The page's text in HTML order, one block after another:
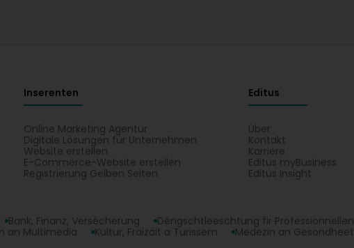
Inserenten
Online Marketing Agentur
Digitale Lösungen für Unternehmen
Website erstellen
E-Commerce-Website erstellen
Registrierung Gelben Seiten
Editus
Über
Kontakt
Karriere
Editus myBusiness
Editus Insight
Bank, Finanz, Versécherung Déngschtleeschtung fir Professionnellen
an Multimedia Kultur, Fräizäit a Turissem Medezin an Gesondheet